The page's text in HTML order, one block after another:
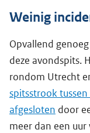
Weinig
Opvallend
deze avondspits.
rondom Utrecht
spitsstrook
afgesloten door
meer dan een